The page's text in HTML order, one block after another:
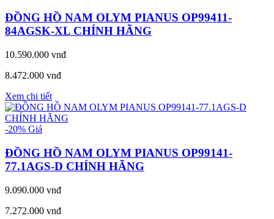
ĐỒNG HỒ NAM OLYM PIANUS OP99411-
84AGSK-XL CHÍNH HÃNG
10.590.000 vnđ
8.472.000 vnđ
Xem chi tiết
-20% Giá
ĐỒNG HỒ NAM OLYM PIANUS OP99141-
77.1AGS-D CHÍNH HÃNG
9.090.000 vnđ
7.272.000 vnđ